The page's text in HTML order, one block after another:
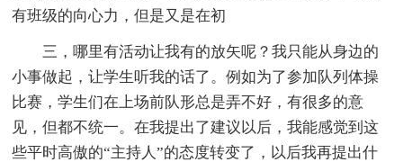
有班级的向心力，但是又是在初
三，哪里有活动让我有的放矢呢？我只能从身边的
小事做起，让学生听我的话了。例如为了参加队列体操
比赛，学生们在上场前队形总是弄不好，有很多的意
见，但都不统一。在我提出了建议以后，我能感觉到这
些平时高傲的“主持人”的态度转变了，以后我再提出什